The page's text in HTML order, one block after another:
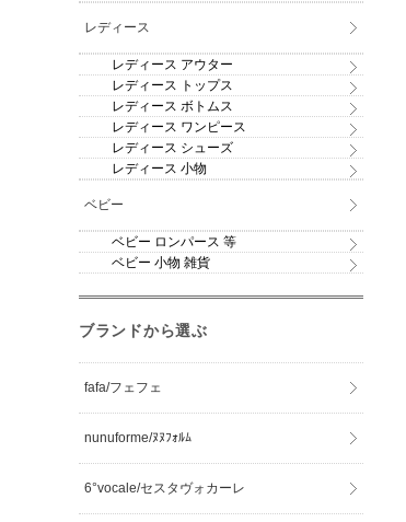
レディース
レディース アウター
レディース トップス
レディース ボトムス
レディース ワンピース
レディース シューズ
レディース 小物
ベビー
ベビー ロンパース 等
ベビー 小物 雑貨
ブランドから選ぶ
fafa/フェフェ
nunuforme/ﾇﾇﾌｫﾙﾑ
6°vocale/セスタヴォカーレ